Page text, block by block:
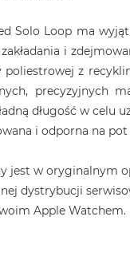
Solo Loop ma
i
poliestrowej z
precyzyjnych
długość w celu
i odporna na pot
jest w oryginalnym
dystrybucji
Apple Watchem.